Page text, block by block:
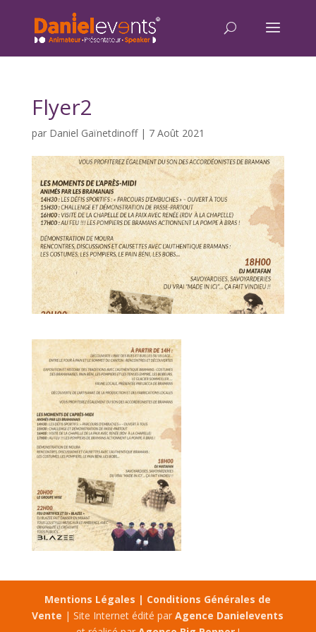
Flyer2
par Daniel Gaïnetdinoff| 7 Août 2021
Mentions Légales | Conditions Générales de
Vente | Site Internet édité parAgence Danielevents